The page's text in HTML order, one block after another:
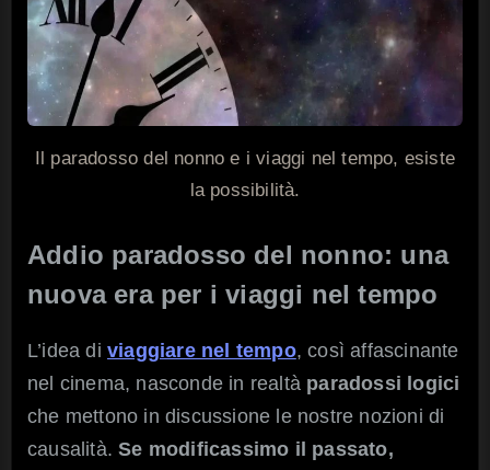
Il paradosso del nonno e i viaggi nel tempo, esiste
la possibilità.
Addio paradosso del nonno: una
nuova era per i viaggi nel tempo
L’idea di viaggiare nel tempo, così affascinante
nel cinema, nasconde in realtà paradossi logici
che mettono in discussione le nostre nozioni di
causalità. Se modificassimo il passato,